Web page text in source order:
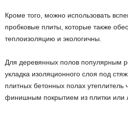
Кроме того, можно использовать
пробковые плиты, которые также
теплоизоляцию и экологичны.
Для деревянных полов популярным
укладка изоляционного слоя под
плитных бетонных полах утеплитель
финишным покрытием из плитки или